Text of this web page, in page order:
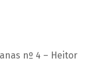
nº 4 – Heitor